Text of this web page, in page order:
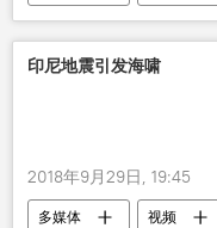
印尼地震引发海啸
2018年9月29日, 19:45
多媒体 视频